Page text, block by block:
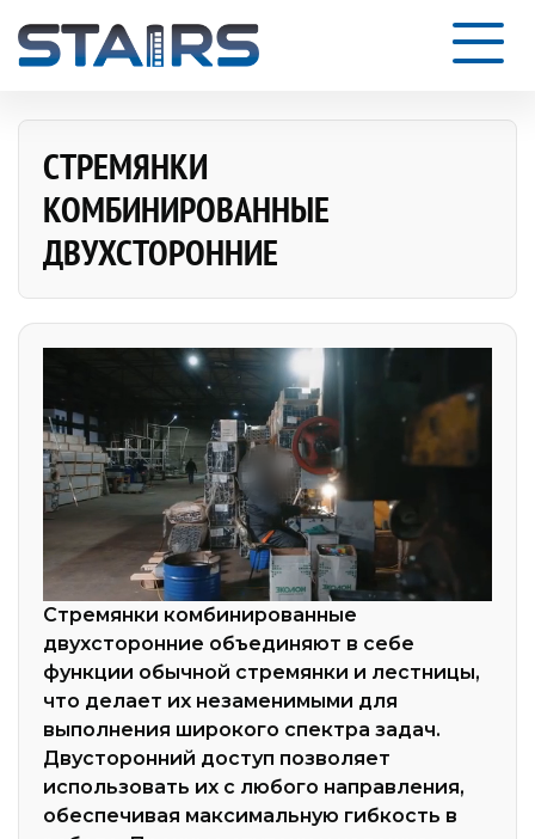
СТРЕМЯНКИ
КОМБИНИРОВАННЫЕ
ДВУХСТОРОННИЕ
Стремянки комбинированные
двухсторонние объединяют в себе
функции обычной стремянки и лестницы,
что делает их незаменимыми для
выполнения широкого спектра задач.
Двусторонний доступ позволяет
использовать их с любого направления,
обеспечивая максимальную гибкость в